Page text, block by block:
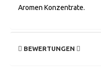
Aromen Konzentrate.
BEWERTUNGEN